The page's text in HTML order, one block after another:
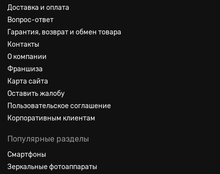
Доставка и оплата
Вопрос-ответ
Гарантия, возврат и обмен товара
Контакты
О компании
Франшиза
Карта сайта
Оставить жалобу
Пользовательское соглашение
Корпоративным клиентам
Популярные разделы
Смартфоны
Зеркальные фотоаппараты